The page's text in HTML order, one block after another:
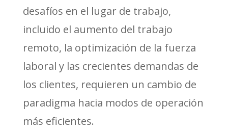
desafíos en el lugar de trabajo,
incluido el aumento del trabajo
remoto, la optimización de la fuerza
laboral y las crecientes demandas de
los clientes, requieren un cambio de
paradigma hacia modos de operación
más eficientes.